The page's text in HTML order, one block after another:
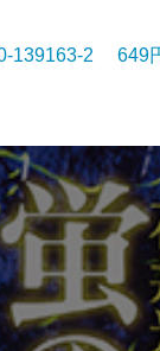
139163-2 649